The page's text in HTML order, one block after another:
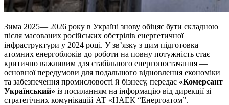
Зима 2025— 2026 року в Україні знову обіцяє бути складною
після масованих російських обстрілів енергетичної
інфраструктури у 2024 році. У зв’язку з цим підготовка
атомних енергоблоків до роботи на повну потужність стає
критично важливим для стабільного енергопостачання —
основної передумови для подальшого відновлення економіки
та забезпечення промисловості й бізнесу, передає «Комерсант
Український» із посиланням на інформацію від дирекції зі
стратегічних комунікацій АТ «НАЕК “Енергоатом”.